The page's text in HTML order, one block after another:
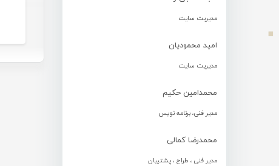
مدیریت سایت
امید محمودیان
مدیریت سایت
محمدامین حکیم
مدیر فنی، برنامه نویس
محمدرضا کمالی
مدیر فنی ، طراح ، پشتیبان